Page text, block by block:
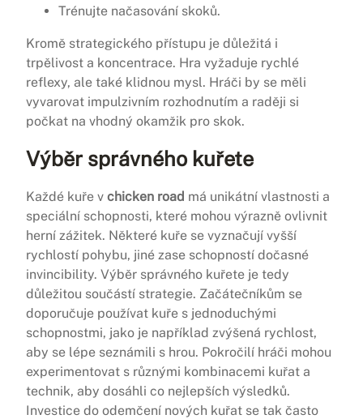
Trénujte načasování skoků.
Kromě strategického přístupu je důležitá i
trpělivost a koncentrace. Hra vyžaduje rychlé
reflexy, ale také klidnou mysl. Hráči by se měli
vyvarovat impulzivním rozhodnutím a raději si
počkat na vhodný okamžik pro skok.
Výběr správného kuřete
Každé kuře v chicken road má unikátní vlastnosti a
speciální schopnosti, které mohou výrazně ovlivnit
herní zážitek. Některé kuře se vyznačují vyšší
rychlostí pohybu, jiné zase schopností dočasné
invincibility. Výběr správného kuřete je tedy
důležitou součástí strategie. Začátečníkům se
doporučuje používat kuře s jednoduchými
schopnostmi, jako je například zvýšená rychlost,
aby se lépe seznámili s hrou. Pokročilí hráči mohou
experimentovat s různými kombinacemi kuřat a
technik, aby dosáhli co nejlepších výsledků.
Investice do odemčení nových kuřat se tak často